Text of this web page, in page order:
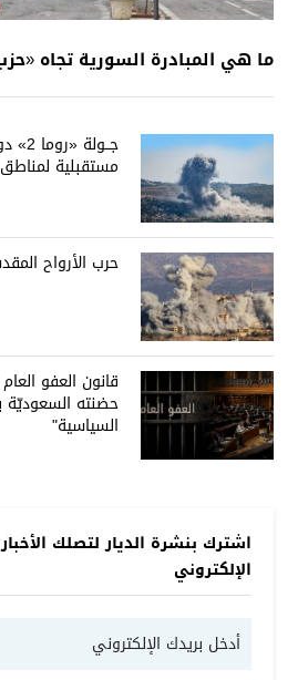
ما هي المبادرة السورية تجاه
مستقبلية لمناطق
حرب الأرواح
قانون العفو العام
حضنته السعوديّة
السياسية"
اشترك بنشرة الديار لتصلك
الإلكتروني